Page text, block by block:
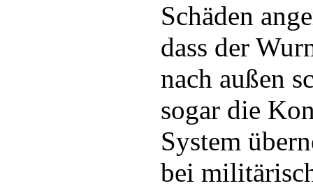
Schäden
dass der
nach außen
sogar die
System
bei